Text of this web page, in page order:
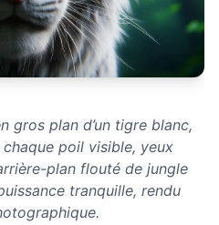
gros plan d’un tigre blanc,
poil visible, yeux
plan flouté de jungle
tranquille, rendu